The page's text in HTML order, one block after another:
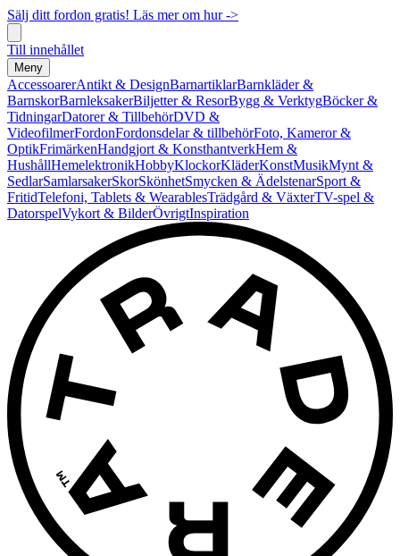
Sälj ditt fordon gratis! Läs mer om hur ->
Till innehållet
Meny
AccessoarerAntikt & DesignBarnartiklarBarnkläder &
BarnskorBarnleksakerBiljetter & ResorBygg & VerktygBöcker &
TidningarDatorer & TillbehörDVD &
VideofilmerFordonFordonsdelar & tillbehörFoto, Kameror &
OptikFrimärkenHandgjort & KonsthantverkHem &
HushållHemelektronikHobbyKlockorKläderKonstMusikMynt &
SedlarSamlarsakerSkorSkönhetSmycken & ÄdelstenarSport &
FritidTelefoni, Tablets & WearablesTrädgård & VäxterTV-spel &
DatorspelVykort & BilderÖvrigtInspiration